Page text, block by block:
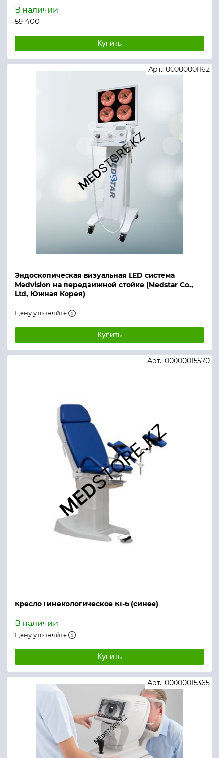
В наличии
59 400 ₸
Купить
Эндоскопическая визуальная LED система
Medvision на передвижной стойке (Medstar Co.,
Ltd, Южная Корея)
Арт.: 00000001162
Цену уточняйте
Купить
Кресло Гинекологическое КГ-6 (синее)
Арт.: 00000015570
В наличии
Цену уточняйте
Купить
Арт.: 00000015365